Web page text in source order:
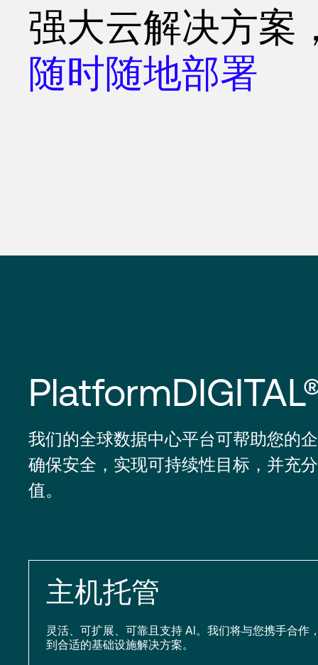
强大云解决方案，
随时随地部署
我们的全球数据中心平台可帮助您的
确保安全，实现可持续性目标，并充
值。
主机托管
灵活、可扩展、可靠且支持 AI。我们将与您携手合作
到合适的基础设施解决方案。